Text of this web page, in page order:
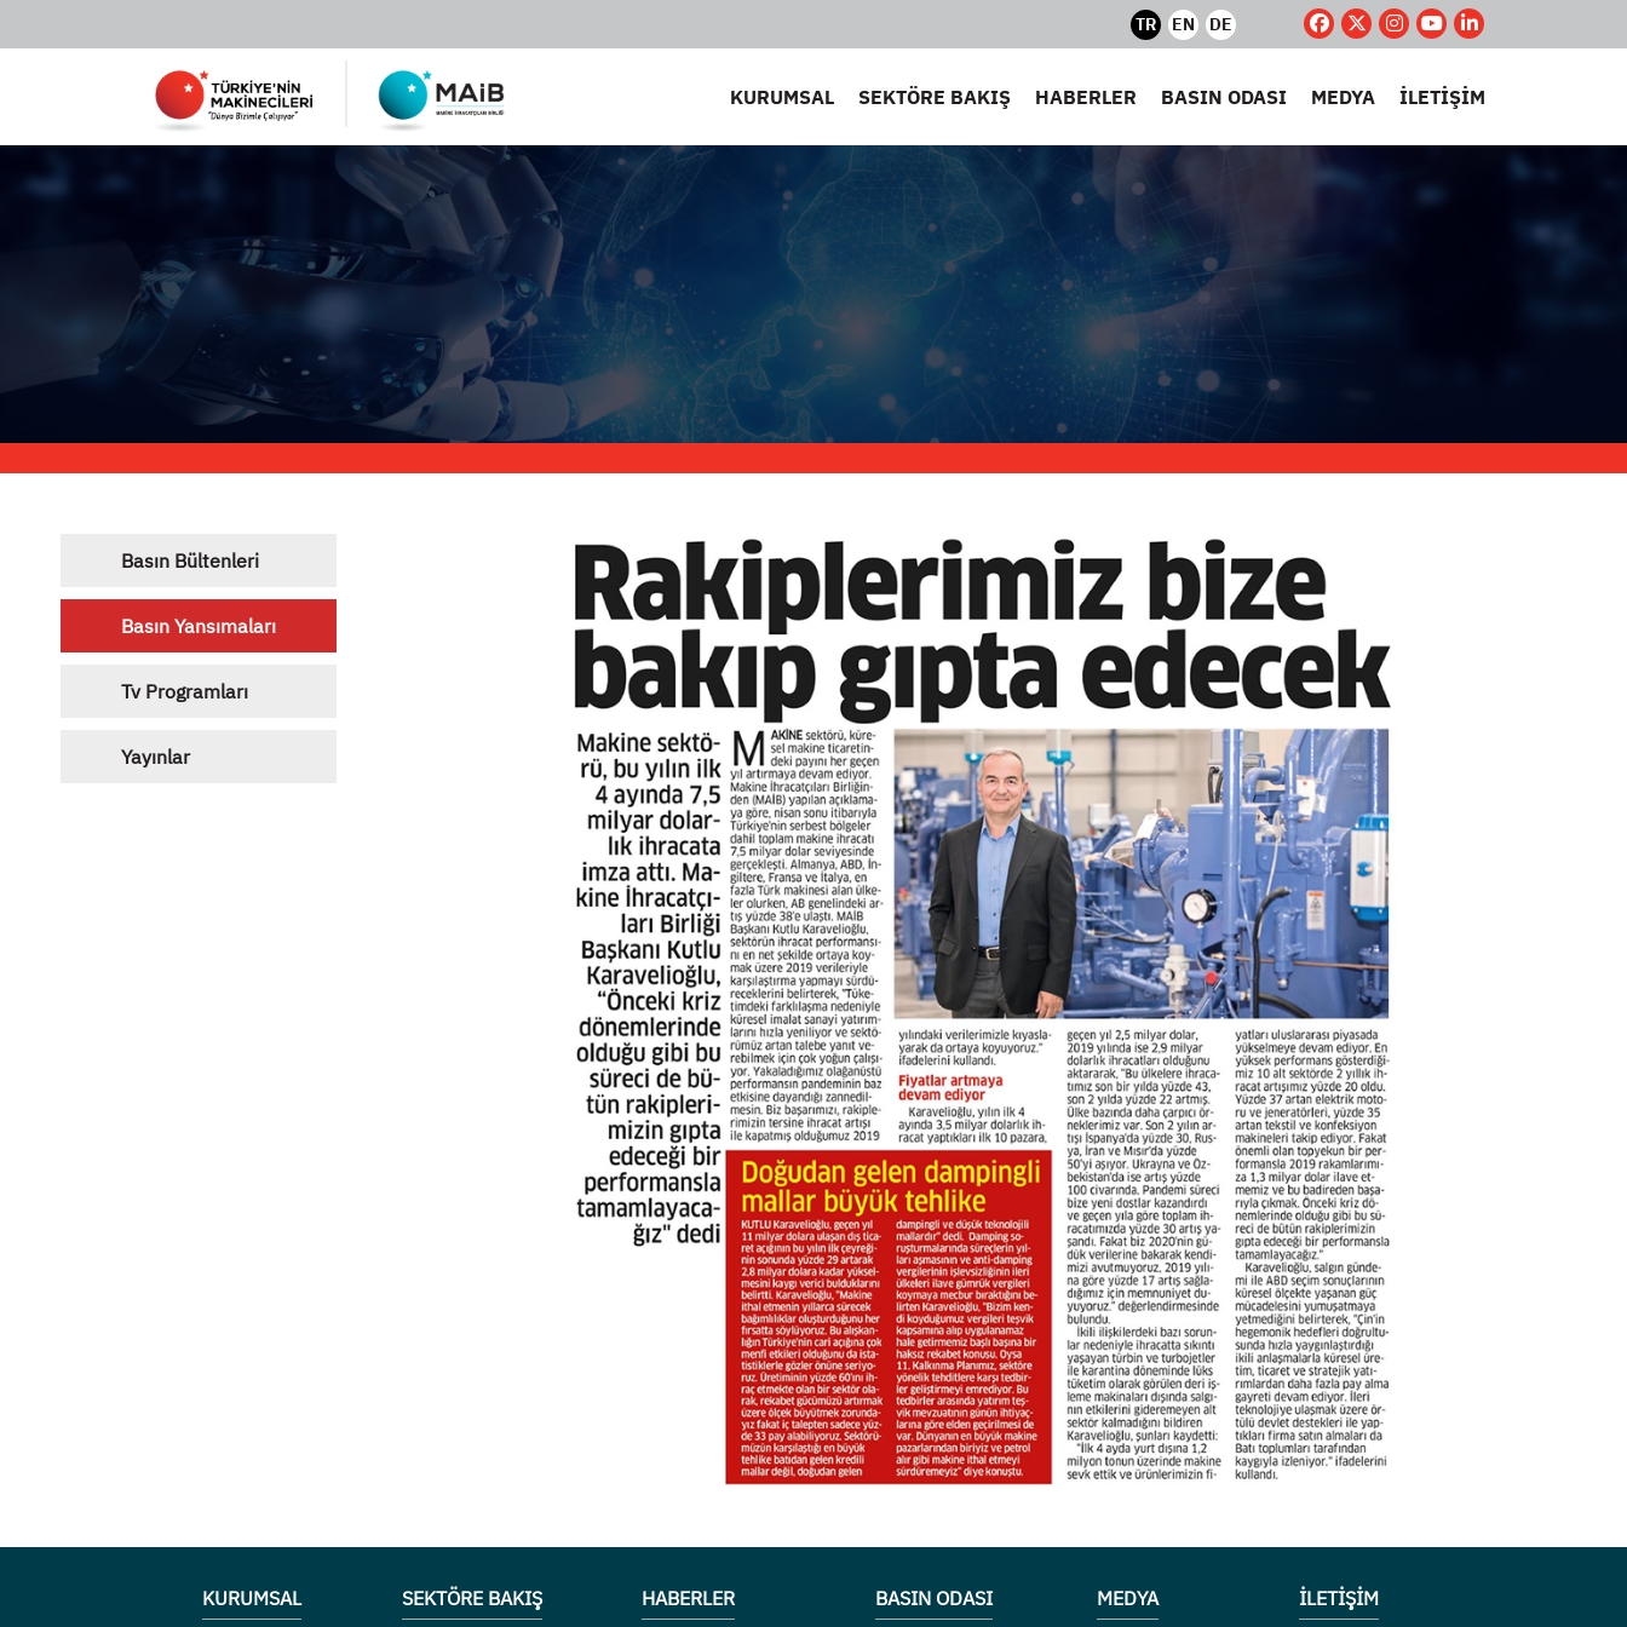
TR EN DE
KURUMSAL SEKTÖRE BAKIŞ HABERLER BASIN ODASI MEDYA İLETİŞİM
Basın Bültenleri
Basın Yansımaları
Tv Programları
Yayınlar
KURUMSAL SEKTÖRE BAKIŞ HABERLER BASIN ODASI MEDYA İLETİŞİM